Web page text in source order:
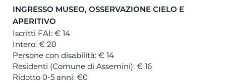
INGRESSO MUSEO, OSSERVAZIONE CIELO E
APERITIVO
Iscritti FAI: € 14
Intero: € 20
Persone con disabilità: € 14
Residenti (Comune di Assemini): € 16
Ridotto 0-5 anni: €0